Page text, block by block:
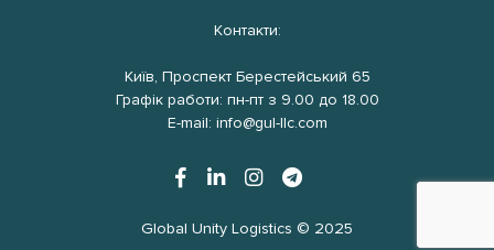
Контакти:
Київ, Проспект Берестейський 65
Графік работи: пн-пт з 9.00 до 18.00
E-mail: info@gul-llc.com
Global Unity Logistics © 2025